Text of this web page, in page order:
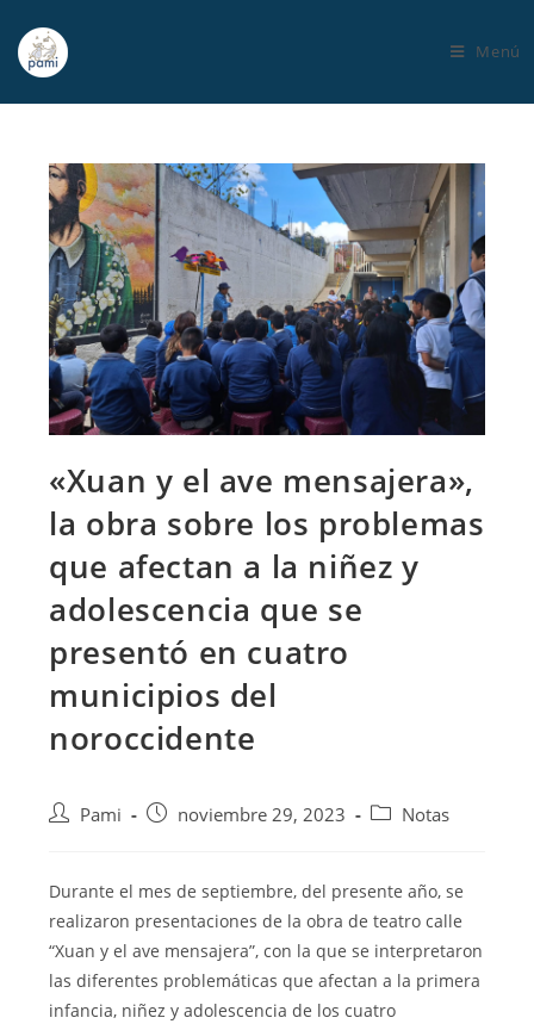
Menú
«Xuan y el ave mensajera»,
la obra sobre los problemas
que afectan a la niñez y
adolescencia que se
presentó en cuatro
municipios del
noroccidente
Pami noviembre 29, 2023 Notas
Durante el mes de septiembre, del presente año, se
realizaron presentaciones de la obra de teatro calle
“Xuan y el ave mensajera”, con la que se interpretaron
las diferentes problemáticas que afectan a la primera
infancia, niñez y adolescencia de los cuatro